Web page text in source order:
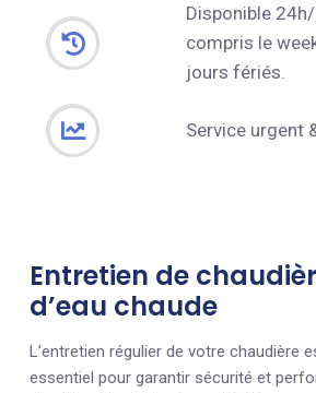
Disponible
compris le
jours fériés.
Service urgent
Entretien de
d’eau chaude
L’entretien régulier de votre chaudière
essentiel pour garantir sécurité et